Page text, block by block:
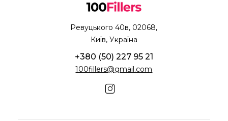
Ревуцького 40в, 02068,
Київ, Україна
+380 (50) 227 95 21
100fillers@gmail.com